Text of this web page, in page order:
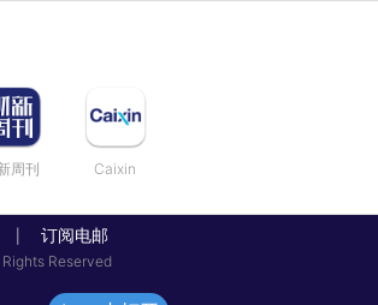
周刊 Caixin
订阅电邮
Reserved